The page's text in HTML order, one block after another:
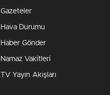
Gazeteler
Hava Durumu
Haber Gönder
Namaz Vakitleri
TV Yayın Akışları